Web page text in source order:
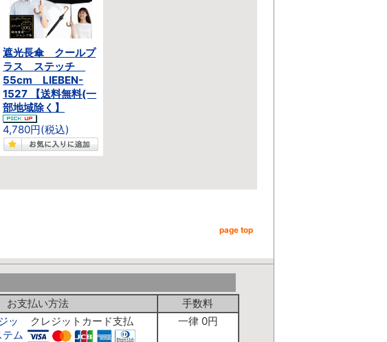
遮光長傘 クールプ
ラス ステッチ
55cm LIEBEN-
1527 【送料無料(一
部地域除く】
4,780円(税込)
page top
お支払い方法
手数料
クレジットカード支払
一律 0円